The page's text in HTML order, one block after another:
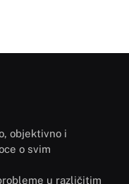
objektivno i
o svim
u različitim